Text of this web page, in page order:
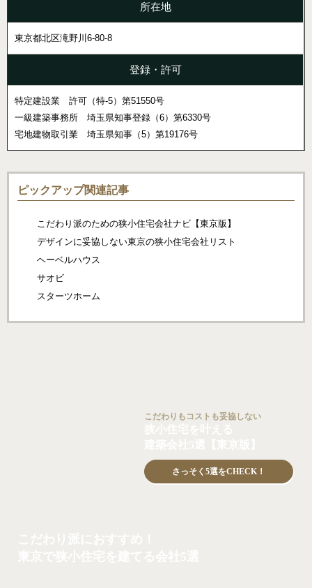
所在地
東京都北区滝野川6-80-8
登録・許可
特定建設業 許可（特-5）第51550号
一級建築事務所 埼玉県知事登録（6）第6330号
宅地建物取引業 埼玉県知事（5）第19176号
ピックアップ関連記事
こだわり派のための狭小住宅会社ナビ【東京版】
デザインに妥協しない東京の狭小住宅会社リスト
ヘーベルハウス
サオビ
スターツホーム
こだわりもコストも妥協しない
さっそく5選をCHECK！